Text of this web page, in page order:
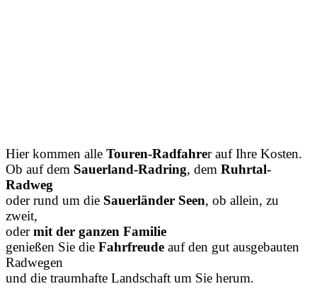
Hier kommen alle Touren-Radfahrer auf Ihre Kosten.
Ob auf dem Sauerland-Radring, dem Ruhrtal-
Radweg
oder rund um die Sauerländer Seen, ob allein, zu
zweit,
odermit der ganzen Familie
genießen Sie die Fahrfreude auf den gut ausgebauten
Radwegen
und die traumhafte Landschaft um Sie herum.